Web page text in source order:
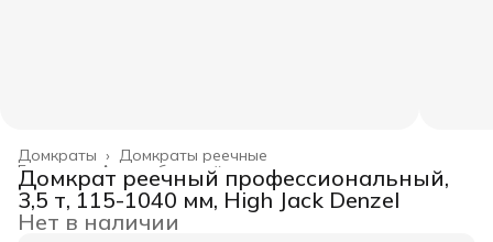
Домкраты реечные
Домкраты ›
Автомобильный инструмент ›
Главная ›
Домкрат реечный профессиональный,
3,5 т, 115-1040 мм, High Jack Denzel
Нет в наличии